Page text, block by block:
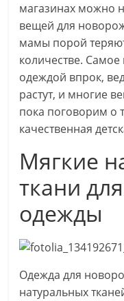
магазинах можно
вещей для
мамы порой
количестве.
одеждой впрок,
растут, и многие
пока поговорим о
качественная
Мягкие
ткани
одежды
Одежда для
натуральных